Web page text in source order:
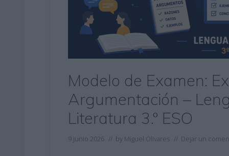
Modelo de Examen:
Argumentación –
Literatura 3.º ESO
9 junio 2026 // by Miguel Olivares // Dejar un